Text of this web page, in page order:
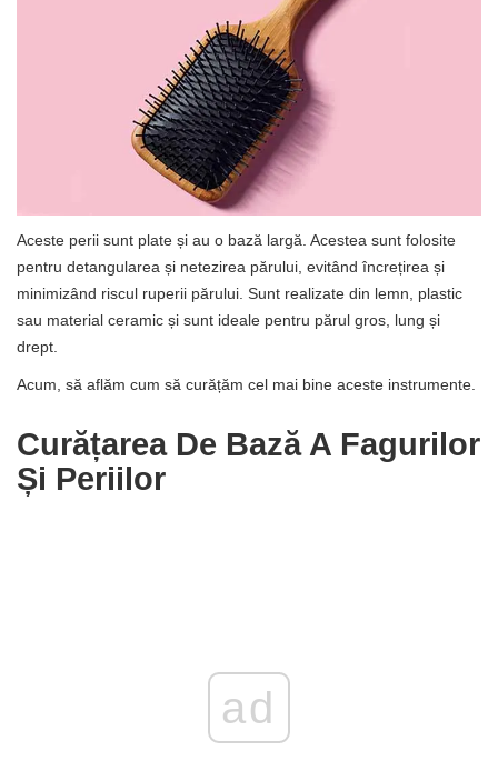
Aceste perii sunt plate și au o bază largă. Acestea sunt folosite
pentru detangularea și netezirea părului, evitând încrețirea și
minimizând riscul ruperii părului. Sunt realizate din lemn, plastic
sau material ceramic și sunt ideale pentru părul gros, lung și
drept.
Acum, să aflăm cum să curățăm cel mai bine aceste instrumente.
Curățarea De Bază A Fagurilor
Și Periilor
ad